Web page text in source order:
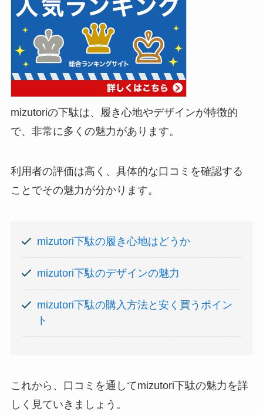
mizutoriの下駄は、履き心地やデザインが特徴的
で、非常に多くの魅力があります。
利用者の評価は高く、具体的な口コミを確認する
ことでその魅力が分かります。
mizutori下駄の履き心地はどうか
mizutori下駄のデザインの魅力
mizutori下駄の購入方法と安く買うポイン
ト
これから、口コミを通してmizutori下駄の魅力を詳
しく見ていきましょう。